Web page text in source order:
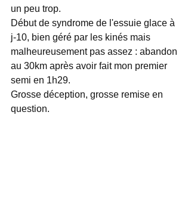
un peu trop.
Début de syndrome de l'essuie glace à
j-10, bien géré par les kinés mais
malheureusement pas assez : abandon
au 30km après avoir fait mon premier
semi en 1h29.
Grosse déception, grosse remise en
question.